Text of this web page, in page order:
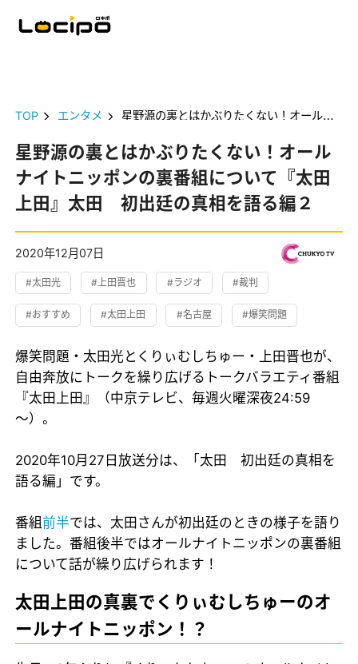
TOP エンタメ 星野源の裏とはかぶりたくない！オールナイトニッポンの裏番組について『太田上田』太田 初出廷の真相を語る編２
星野源の裏とはかぶりたくない！オール
ナイトニッポンの裏番組について『太田
上田』太田 初出廷の真相を語る編２
2020年12月07日
#太田光 #上田晋也 #ラジオ #裁判
#おすすめ #太田上田 #名古屋 #爆笑問題
爆笑問題・太田光とくりぃむしちゅー・上田晋也が、
自由奔放にトークを繰り広げるトークバラエティ番組
『太田上田』（中京テレビ、毎週火曜深夜24:59
～）。
2020年10月27日放送分は、「太田 初出廷の真相を
語る編」です。
番組前半では、太田さんが初出廷のときの様子を語り
ました。番組後半ではオールナイトニッポンの裏番組
について話が繰り広げられます！
太田上田の真裏でくりぃむしちゅーのオ
ールナイトニッポン！？